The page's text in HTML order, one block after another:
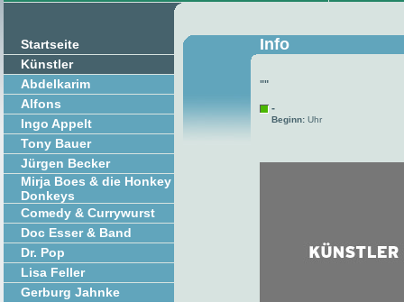
Startseite
Künstler
Abdelkarim
Alfons
Ingo Appelt
Tony Bauer
Jürgen Becker
Mirja Boes & die Honkey
Donkeys
Comedy & Currywurst
Doc Esser & Band
Dr. Pop
Lisa Feller
Gerburg Jahnke
Info
""
-
Beginn: Uhr